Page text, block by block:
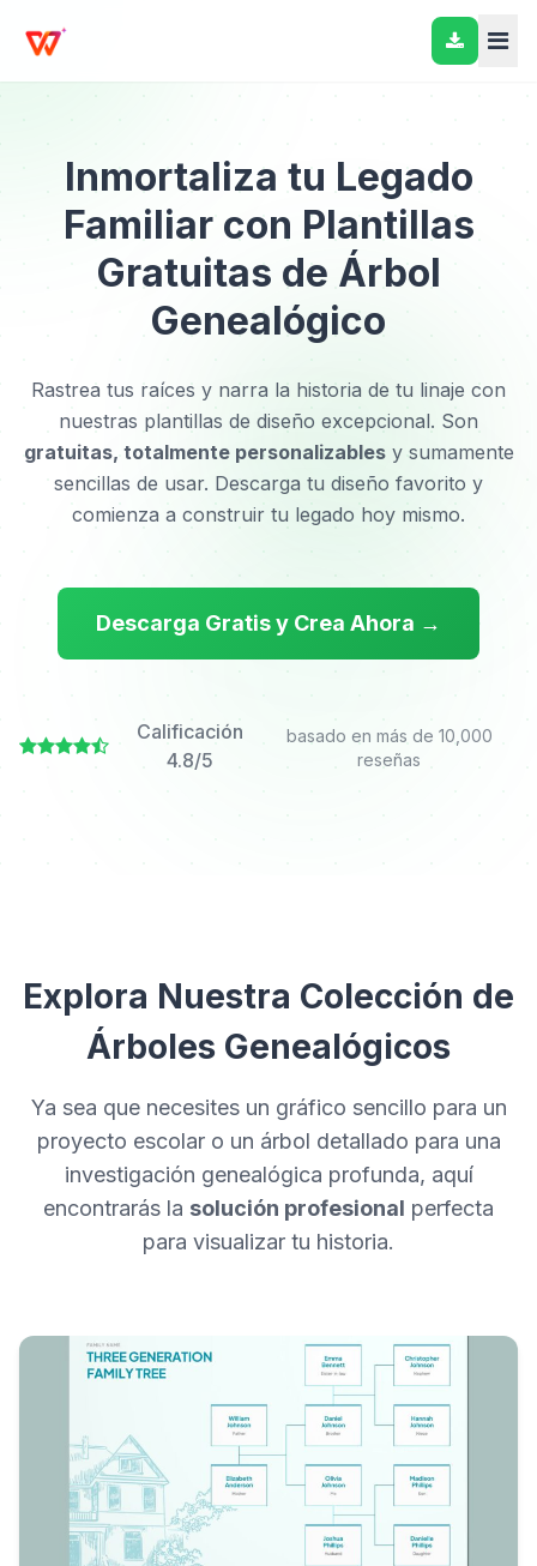
Inmortaliza tu Legado
Familiar con Plantillas
Gratuitas de Árbol
Genealógico
Rastrea tus raíces y narra la historia de tu linaje con
nuestras plantillas de diseño excepcional. Son
gratuitas, totalmente personalizablesy sumamente
sencillas de usar. Descarga tu diseño favorito y
comienza a construir tu legado hoy mismo.
Descarga Gratis y Crea Ahora →
Calificación
4.8/5
basado en más de 10,000
reseñas
Explora Nuestra Colección de
Árboles Genealógicos
Ya sea que necesites un gráfico sencillo para un
proyecto escolar o un árbol detallado para una
investigación genealógica profunda, aquí
encontrarás la solución profesional perfecta
para visualizar tu historia.